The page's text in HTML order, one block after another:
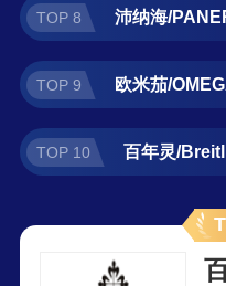
TOP 8 沛纳海/
TOP 9 欧米茄/
TOP 10 百年灵/